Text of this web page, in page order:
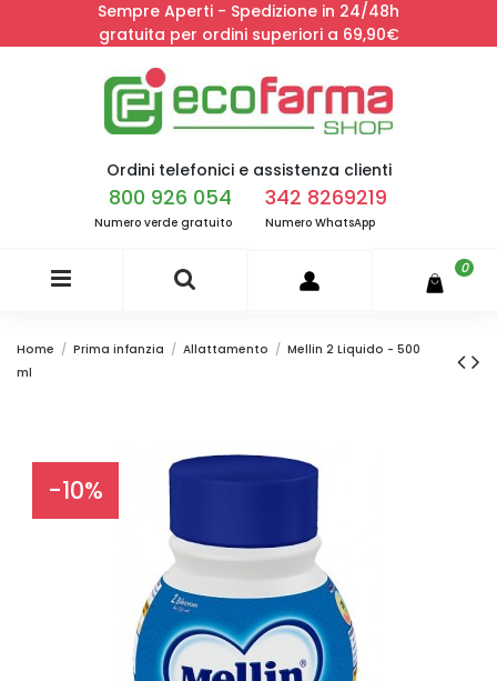
Sempre Aperti - Spedizione in 24/48h
gratuita per ordini superiori a 69,90€
Ordini telefonici e assistenza clienti
800 926 054
Numero verde gratuito
342 8269219
Numero WhatsApp
0
Home Prima infanzia Allattamento
Mellin 2 Liquido - 500
ml
-10%